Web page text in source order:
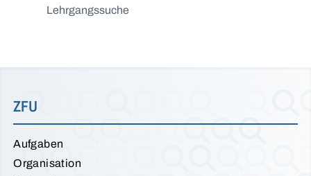
Lehrgangssuche
ZFU
Aufgaben
Organisation